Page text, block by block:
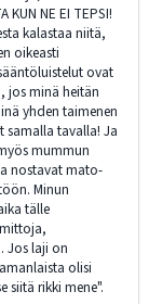
NE EI TEPSI!
kalastaa niitä,
oikeasti
ovat
jos minä heitän
yhden taimenen
samalla tavalla! Ja
mummun
nostavat mato-
Minun
tälle
Jos laji on
olisi
siitä rikki mene".